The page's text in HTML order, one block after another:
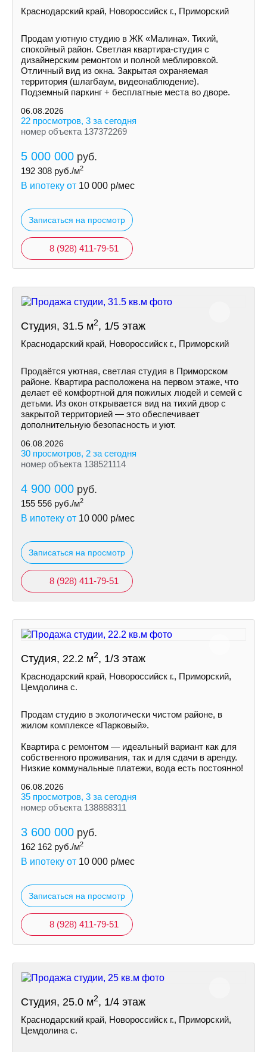
Краснодарский край, Новороссийск г., Приморский
Продам уютную студию в ЖК «Малина». Тихий,
спокойный район. Светлая квартира-студия с
дизайнерским ремонтом и полной меблировкой.
Отличный вид из окна. Закрытая охраняемая
территория (шлагбаум, видеонаблюдение).
Подземный паркинг + бесплатные места во дворе.
06.08.2026
22 просмотров, 3 за сегодня
номер объекта 137372269
5 000 000 руб.
192 308 руб./м2
В ипотеку от 10 000 р/мес
Записаться на просмотр
8 (928) 411-79-51
Студия, 31.5 м2, 1/5 этаж
Краснодарский край, Новороссийск г., Приморский
Продаётся уютная, светлая студия в Приморском
районе. Квартира расположена на первом этаже, что
делает её комфортной для пожилых людей и семей с
детьми. Из окон открывается вид на тихий двор с
закрытой территорией — это обеспечивает
дополнительную безопасность и уют.
06.08.2026
30 просмотров, 2 за сегодня
номер объекта 138521114
4 900 000 руб.
155 556 руб./м2
В ипотеку от 10 000 р/мес
Записаться на просмотр
8 (928) 411-79-51
Студия, 22.2 м2, 1/3 этаж
Краснодарский край, Новороссийск г., Приморский,
Цемдолина с.
Продам студию в экологически чистом районе, в
жилом комплексе «Парковый».
Квартира с ремонтом — идеальный вариант как для
собственного проживания, так и для сдачи в аренду.
Низкие коммунальные платежи, вода есть постоянно!
06.08.2026
35 просмотров, 3 за сегодня
номер объекта 138888311
3 600 000 руб.
162 162 руб./м2
В ипотеку от 10 000 р/мес
Записаться на просмотр
8 (928) 411-79-51
Студия, 25.0 м2, 1/4 этаж
Краснодарский край, Новороссийск г., Приморский,
Цемдолина с.